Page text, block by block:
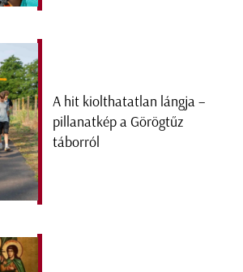
A hit kiolthatatlan lángja –
pillanatkép a Görögtűz
táborról